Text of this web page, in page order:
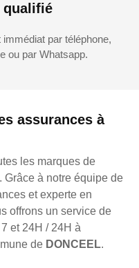
assurances à
les marques de
Grâce à notre équipe de
et experte en
offrons un service de
et 24H / 24H à
de DONCEEL.
qualifié
par téléphone,
ou par Whatsapp.